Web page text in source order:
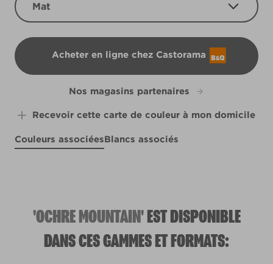
Mat
Acheter en ligne chez Castorama
B&Q
Nos magasins partenaires
Recevoir cette carte de couleur à mon domicile
Couleurs associéesBlancs associés
'OCHRE MOUNTAIN'EST DISPONIBLE
DANS CES GAMMES ET FORMATS: